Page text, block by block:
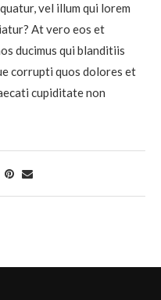
vel illum qui lorem
At vero eos et
ducimus qui blanditiis
corrupti quos dolores et
cupiditate non